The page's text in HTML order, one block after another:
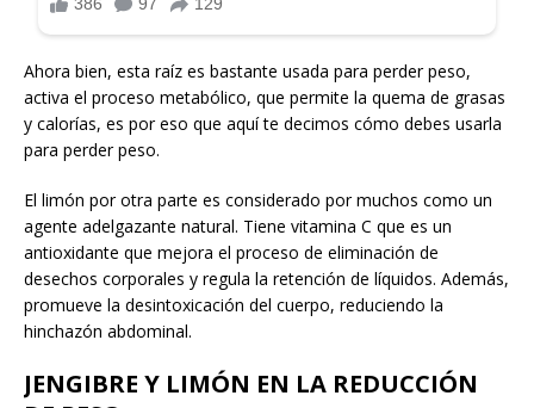
Ahora bien, esta raíz es bastante usada para perder peso,
activa el proceso metabólico, que permite la quema de grasas
y calorías, es por eso que aquí te decimos cómo debes usarla
para perder peso.
El limón por otra parte es considerado por muchos como un
agente adelgazante natural. Tiene vitamina C que es un
antioxidante que mejora el proceso de eliminación de
desechos corporales y regula la retención de líquidos. Además,
promueve la desintoxicación del cuerpo, reduciendo la
hinchazón abdominal.
JENGIBRE Y LIMÓN EN LA REDUCCIÓN